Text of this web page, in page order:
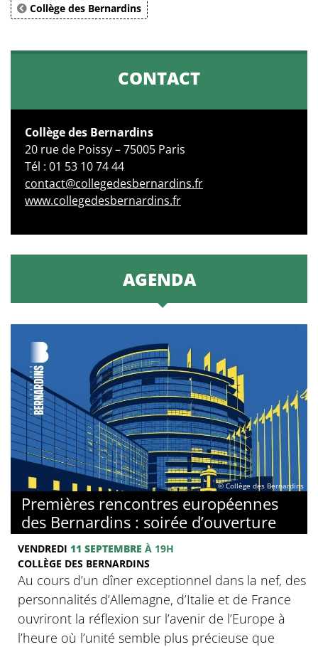
Collège des Bernardins
CONTACT
Collège des Bernardins
20 rue de Poissy – 75005 Paris
Tél : 01 53 10 74 44
contact@collegedesbernardins.fr
www.collegedesbernardins.fr
AGENDA
© Collège des Bernardins
Premières rencontres européennes
des Bernardins : soirée d’ouverture
VENDREDI 11 SEPTEMBRE À 19H
COLLÈGE DES BERNARDINS
Au cours d’un dîner exceptionnel dans la nef, des
personnalités d’Allemagne, d’Italie et de France
ouvriront la réflexion sur l’avenir de l’Europe à
l’heure où l’unité semble plus précieuse que